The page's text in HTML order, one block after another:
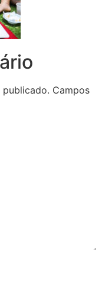
publicado. Campos